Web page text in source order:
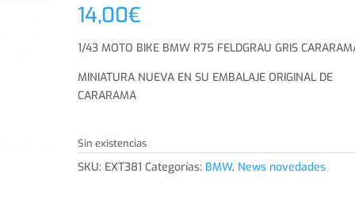
14,00€
1/43 MOTO BIKE BMW R75 FELDGRAU GRIS
MINIATURA NUEVA EN SU EMBALAJE ORIGINAL DE
CARARAMA
Sin existencias
SKU: EXT381 Categorías: BMW, News novedades